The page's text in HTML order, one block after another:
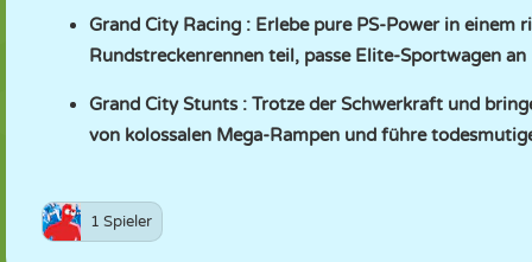
Grand City Racing : Erlebe pure PS-Power in einem
Rundstreckenrennen teil, passe Elite-Sportwagen
Grand City Stunts: Trotze der Schwerkraft und
von kolossalen Mega-Rampen und führe
1 Spieler